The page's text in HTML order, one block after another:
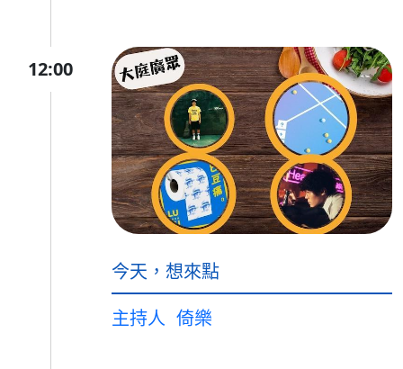
12:00
今天，想來點
主持人 倚樂